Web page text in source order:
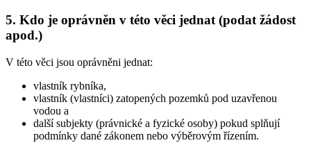
5. Kdo je oprávněn v této věci jednat (podat žádost
apod.)
V této věci jsou oprávněni jednat:
vlastník rybníka,
vlastník (vlastníci) zatopených pozemků pod uzavřenou
vodou a
další subjekty (právnické a fyzické osoby) pokud splňují
podmínky dané zákonem nebo výběrovým řízením.